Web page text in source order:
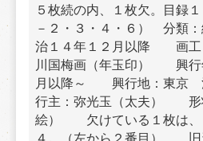
５枚続の内、１枚欠。目録
－２・３・４・６）　分類
治１４年１２月以降　　画
川国梅画（年玉印）　　興
月以降～　　興行地：東京
行主：弥光玉（太夫）　　
絵）　　欠けている１枚は